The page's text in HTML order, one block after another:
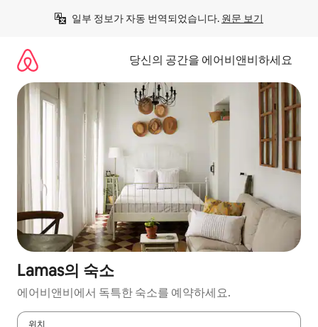
일부 정보가 자동 번역되었습니다. 원문 보기
당신의 공간을 에어비앤비하세요
Lamas의 숙소
에어비앤비에서 독특한 숙소를 예약하세요.
위치